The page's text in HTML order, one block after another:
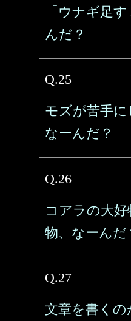
「ウナギ足
んだ？
Q.25
モズが苦手に
なーんだ？
Q.26
コアラの大
物、なーんだ
Q.27
文章を書くの